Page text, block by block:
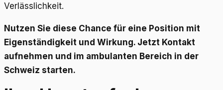
Verlässlichkeit.
Nutzen Sie diese Chance für eine Position mit
Eigenständigkeit und Wirkung. Jetzt Kontakt
aufnehmen und im ambulanten Bereich in der
Schweiz starten.